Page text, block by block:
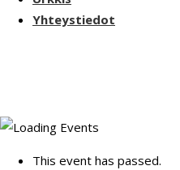
Yhteystiedot
This event has passed.